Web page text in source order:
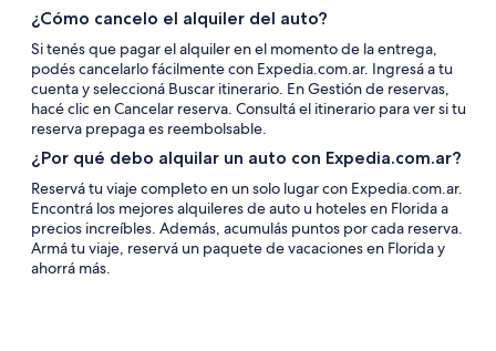
¿Cómo cancelo el alquiler del auto?
Si tenés que pagar el alquiler en el momento de la entrega,
podés cancelarlo fácilmente con Expedia.com.ar. Ingresá a tu
cuenta y seleccioná Buscar itinerario. En Gestión de reservas,
hacé clic en Cancelar reserva. Consultá el itinerario para ver si tu
reserva prepaga es reembolsable.
¿Por qué debo alquilar un auto con Expedia.com.ar?
Reservá tu viaje completo en un solo lugar con Expedia.com.ar.
Encontrá los mejores alquileres de auto u hoteles en Florida a
precios increíbles. Además, acumulás puntos por cada reserva.
Armá tu viaje, reservá un paquete de vacaciones en Florida y
ahorrá más.